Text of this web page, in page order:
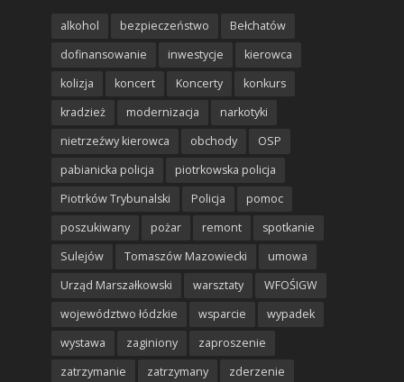
alkohol bezpieczeństwo
Bełchatów
dofinansowanie
inwestycje
kierowca
kolizja
koncert Koncerty
konkurs
kradzież
modernizacja
narkotyki
nietrzeźwy kierowca
obchody
OSP
pabianicka policja
piotrkowska policja
Piotrków Trybunalski
Policja
pomoc
poszukiwany
pożar remont
spotkanie
Sulejów
Tomaszów Mazowiecki
umowa
Urząd Marszałkowski
warsztaty
WFOŚIGW
województwo łódzkie
wsparcie
wypadek
wystawa
zaginiony
zaproszenie
zatrzymanie
zatrzymany zderzenie